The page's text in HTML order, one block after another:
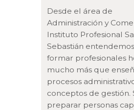
Desde el área de
Administración y
Instituto Profesional
Sebastián
formar profesionales
mucho más que
procesos
conceptos de gestión.
preparar personas